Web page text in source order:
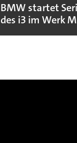
BMW startet
des i3 im Werk